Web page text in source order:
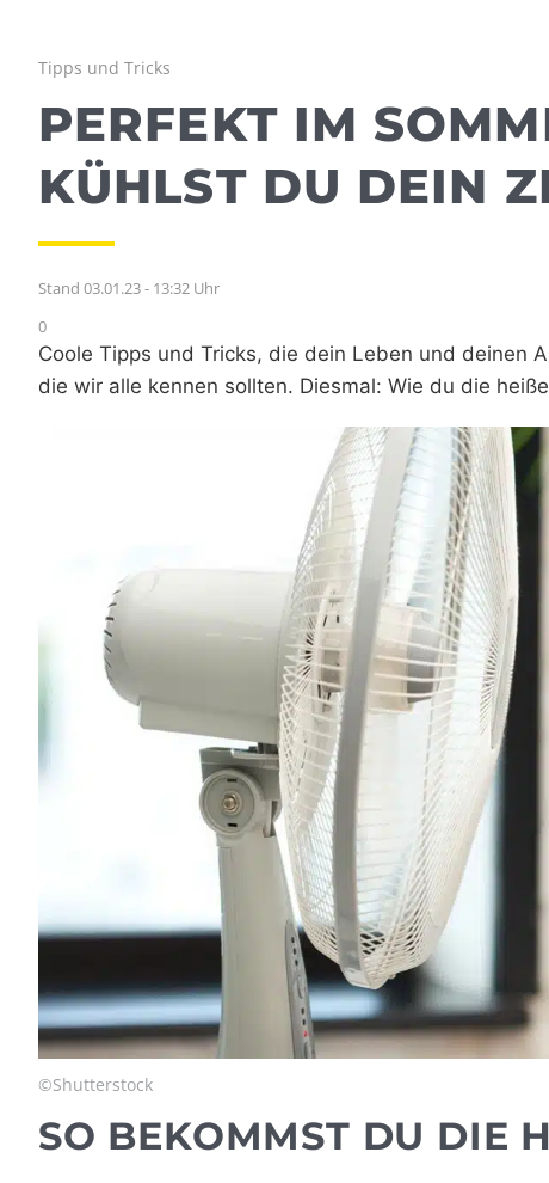
Tipps und Tricks
PERFEKT IM
KÜHLST DU DEIN
Stand 03.01.23 - 13:32 Uhr
0
Coole Tipps und Tricks, die dein Leben und deinen
die wir alle kennen sollten. Diesmal: Wie du die
©Shutterstock
SO BEKOMMST DU DIE